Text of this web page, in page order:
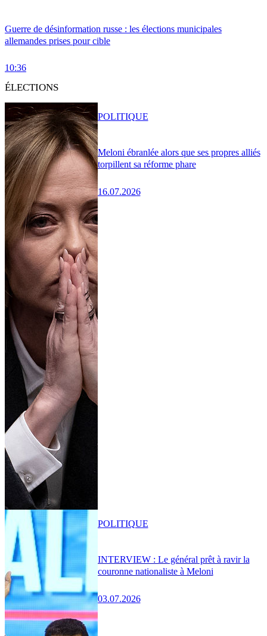
Guerre de désinformation russe : les élections municipales
allemandes prises pour cible
10:36
ÉLECTIONS
Meloni ébranlée alors que ses propres alliés
torpillent sa réforme phare
16.07.2026
POLITIQUE
INTERVIEW : Le général prêt à ravir la
couronne nationaliste à Meloni
03.07.2026
POLITIQUE